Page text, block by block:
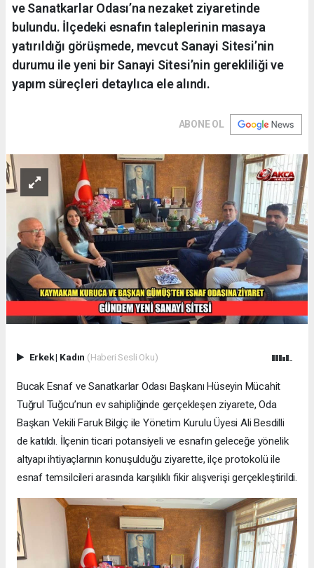
ve Sanatkarlar Odası’na nezaket ziyaretinde
bulundu. İlçedeki esnafın taleplerinin masaya
yatırıldığı görüşmede, mevcut Sanayi Sitesi’nin
durumu ile yeni bir Sanayi Sitesi’nin gerekliliği ve
yapım süreçleri detaylıca ele alındı.
ABONE OL
Erkek| Kadın (Haberi Sesli Oku)
Bucak Esnaf ve Sanatkarlar Odası Başkanı Hüseyin Mücahit
Tuğrul Tuğcu’nun ev sahipliğinde gerçekleşen ziyarete, Oda
Başkan Vekili Faruk Bilgiç ile Yönetim Kurulu Üyesi Ali Besdilli
de katıldı. İlçenin ticari potansiyeli ve esnafın geleceğe yönelik
altyapı ihtiyaçlarının konuşulduğu ziyarette, ilçe protokolü ile
esnaf temsilcileri arasında karşılıklı fikir alışverişi gerçekleştirildi.